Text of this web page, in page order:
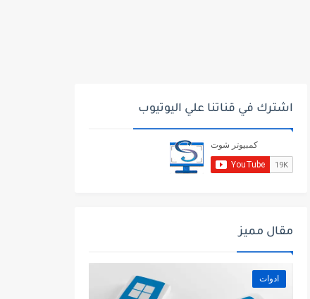
اشترك في قناتنا علي اليوتيوب
مقال مميز
ادوات